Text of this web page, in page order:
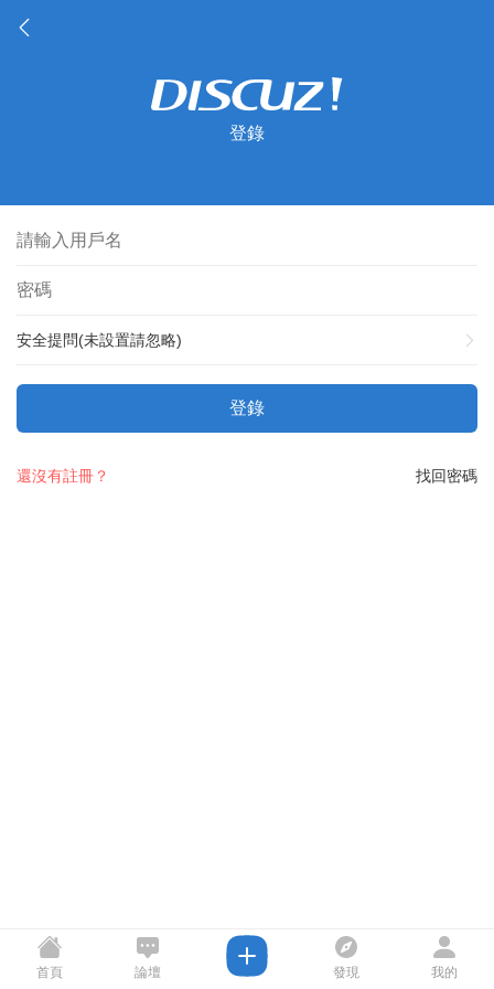
登錄
安全提問(未設置請忽略)
登錄
找回密碼
還沒有註冊？
首頁 論壇 發現 我的